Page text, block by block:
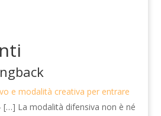
e modalità creativa per entrare
[…] La modalità difensiva non è né